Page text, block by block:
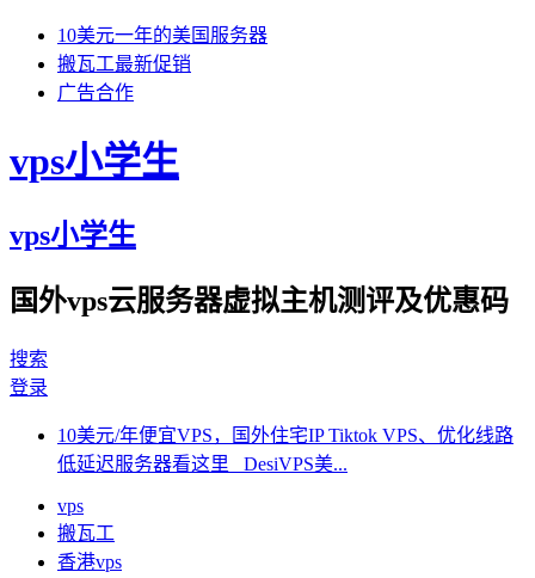
10美元一年的美国服务器
搬瓦工最新促销
广告合作
vps小学生
vps小学生
国外vps云服务器虚拟主机测评及优惠码
搜索
登录
10美元/年便宜VPS，国外住宅IP Tiktok VPS、优化线路
低延迟服务器看这里 DesiVPS美...
vps
搬瓦工
香港vps